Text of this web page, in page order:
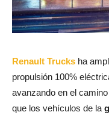
Renault Trucks ha
propulsión 100%
avanzando en el
que los vehículos de la